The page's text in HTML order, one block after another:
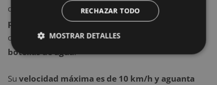
quemadas. También podrás escoger entre sus
programas de entrenamientoen función de tu
condición física. Tienedos huecos para dejar
botellas de agua.
Su velocidad máxima es de 10 km/h y aguanta
RECHAZAR TODO
MOSTRAR DETALLES